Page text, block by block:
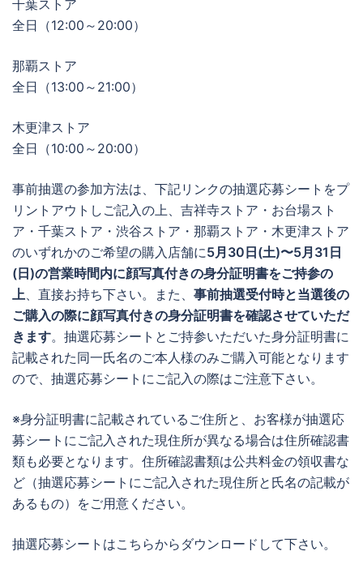
千葉ストア
全日（12:00～20:00）
那覇ストア
全日（13:00～21:00）
木更津ストア
全日（10:00～20:00）
事前抽選の参加方法は、下記リンクの抽選応募シートをプ
リントアウトしご記入の上、吉祥寺ストア・お台場スト
ア・千葉ストア・渋谷ストア・那覇ストア・木更津ストア
のいずれかのご希望の購入店舗に5月30日(土)〜5月31日
(日)の営業時間内に顔写真付きの身分証明書をご持参の
上 、直接お持ち下さい。また、 事前抽選受付時と当選後の
ご購入の際に顔写真付きの身分証明書を確認させていただ
きます。抽選応募シートとご持参いただいた身分証明書に
記載された同一氏名のご本人様のみご購入可能となります
ので、抽選応募シートにご記入の際はご注意下さい。
※身分証明書に記載されているご住所と、お客様が抽選応
募シートにご記入された現住所が異なる場合は住所確認書
類も必要となります。住所確認書類は公共料金の領収書な
ど（抽選応募シートにご記入された現住所と氏名の記載が
あるもの）をご用意ください。
抽選応募シートはこちらからダウンロードして下さい。